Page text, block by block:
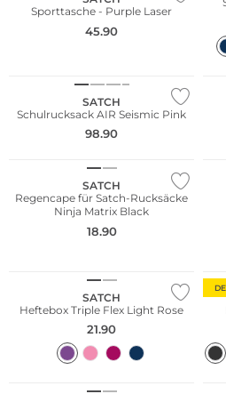
Sporttasche - Purple Laser
45.90
SATCH
Schulrucksack AIR Seismic Pink
98.90
SATCH
Regencape für Satch-Rucksäcke
Ninja Matrix Black
18.90
SATCH
Heftebox Triple Flex Light Rose
21.90
Nachhaltig